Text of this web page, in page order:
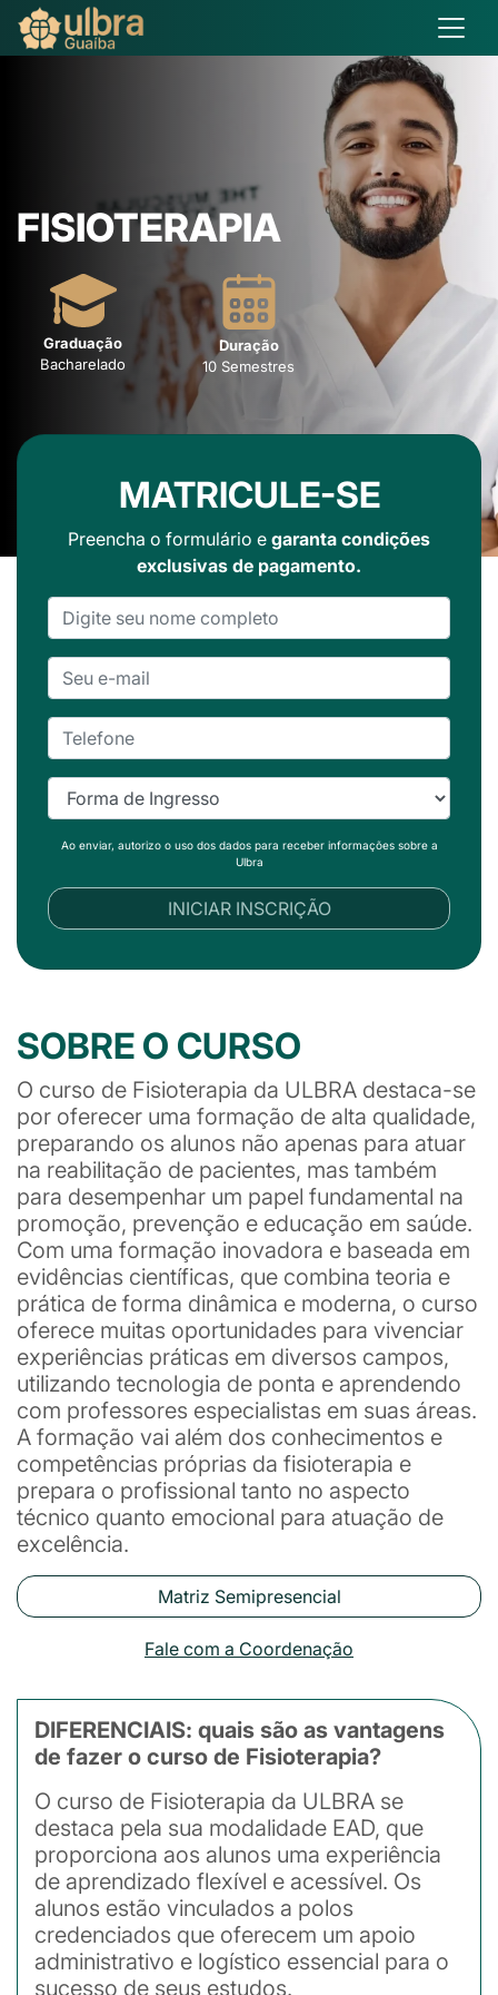
FISIOTERAPIA
Graduação
Bacharelado
Duração
10 Semestres
MATRICULE-SE
Preencha o formulário e garanta condições
exclusivas de pagamento.
Ao enviar, autorizo o uso dos dados para receber informações sobre a
Ulbra
INICIAR INSCRIÇÃO
SOBRE O CURSO
O curso de Fisioterapia da ULBRA destaca-se
por oferecer uma formação de alta qualidade,
preparando os alunos não apenas para atuar
na reabilitação de pacientes, mas também
para desempenhar um papel fundamental na
promoção, prevenção e educação em saúde.
Com uma formação inovadora e baseada em
evidências científicas, que combina teoria e
prática de forma dinâmica e moderna, o curso
oferece muitas oportunidades para vivenciar
experiências práticas em diversos campos,
utilizando tecnologia de ponta e aprendendo
com professores especialistas em suas áreas.
A formação vai além dos conhecimentos e
competências próprias da fisioterapia e
prepara o profissional tanto no aspecto
técnico quanto emocional para atuação de
excelência.
Matriz Semipresencial
Fale com a Coordenação
DIFERENCIAIS: quais são as vantagens
de fazer o curso de Fisioterapia?
O curso de Fisioterapia da ULBRA se
destaca pela sua modalidade EAD, que
proporciona aos alunos uma experiência
de aprendizado flexível e acessível. Os
alunos estão vinculados a polos
credenciados que oferecem um apoio
administrativo e logístico essencial para o
sucesso de seus estudos.